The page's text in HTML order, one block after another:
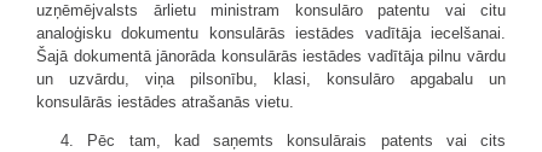
uzņēmējvalsts ārlietu ministram konsulāro patentu vai citu
analoģisku dokumentu konsulārās iestādes vadītāja iecelšanai.
Šajā dokumentā jānorāda konsulārās iestādes vadītāja pilnu vārdu
un uzvārdu, viņa pilsonību, klasi, konsulāro apgabalu un
konsulārās iestādes atrašanās vietu.
4. Pēc tam, kad saņemts konsulārais patents vai cits